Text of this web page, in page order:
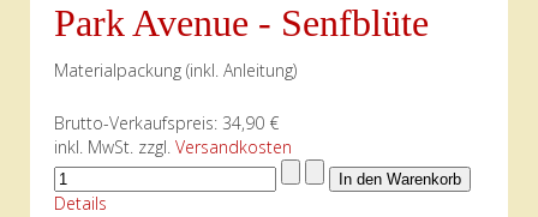
Park Avenue - Senfblüte
Materialpackung (inkl. Anleitung)
Brutto-Verkaufspreis: 34,90 €
inkl. MwSt. zzgl. Versandkosten
Details